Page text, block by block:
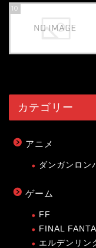
10
カテゴリー
アニメ
ダンガンロン
ゲーム
FF
FINAL
エルデンリン